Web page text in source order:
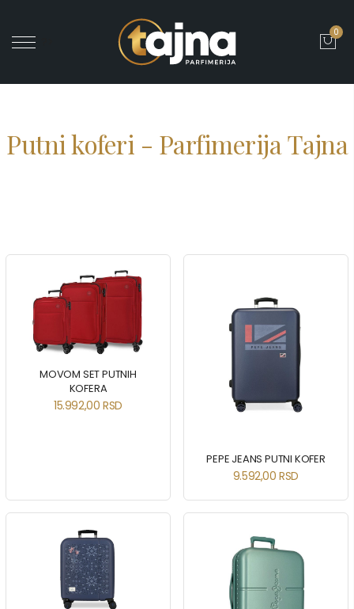
0
Putni koferi - Parfimerija Tajna
MOVOM SET PUTNIH
KOFERA
15.992,00RSD
PEPE JEANS PUTNI KOFER
9.592,00RSD